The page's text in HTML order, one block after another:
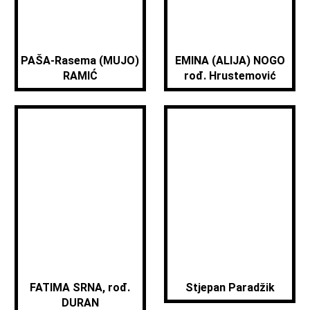
PAŠA-Rasema (MUJO)
RAMIĆ
EMINA (ALIJA) NOGO
rođ. Hrustemović
FATIMA SRNA, rođ.
DURAN
Stjepan Paradžik